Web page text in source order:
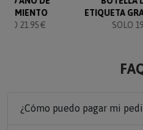
21.95 €
ETIQUETA
SOLO
¿Cómo puedo pagar mi